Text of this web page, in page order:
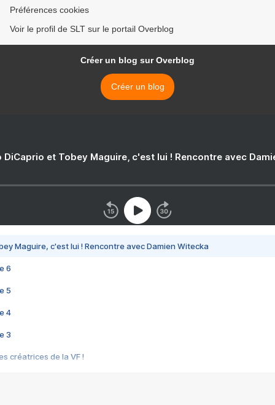
Préférences cookies
Voir le profil de SLT sur le portail Overblog
Créer un blog sur Overblog
Créer un blog
DiCaprio et Tobey Maguire, c'est lui ! Rencontre avec
Maguire, c'est lui ! Rencontre avec Damien Witecka
6
5
4
3
créatrices de la VF !